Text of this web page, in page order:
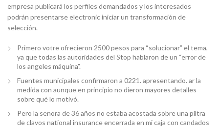
empresa publicará los perfiles demandados y los interesados
podrán presentarse electronic iniciar un transformación de
selección.
Primero votre ofrecieron 2500 pesos para “solucionar” el tema,
ya que todas las autoridades del Stop hablaron de un “error de
los angeles máquina”.
Fuentes municipales confirmaron a 0221. apresentando. ar la
medida con aunque en principio no dieron mayores detalles
sobre qué lo motivó.
Pero la senora de 36 años no estaba acostada sobre una piltra
de clavos national insurance encerrada en mi caja con candados